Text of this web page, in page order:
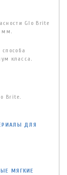
Glo Brite
мм.
класса.
Brite.
ДЛЯ
МЯГКИЕ